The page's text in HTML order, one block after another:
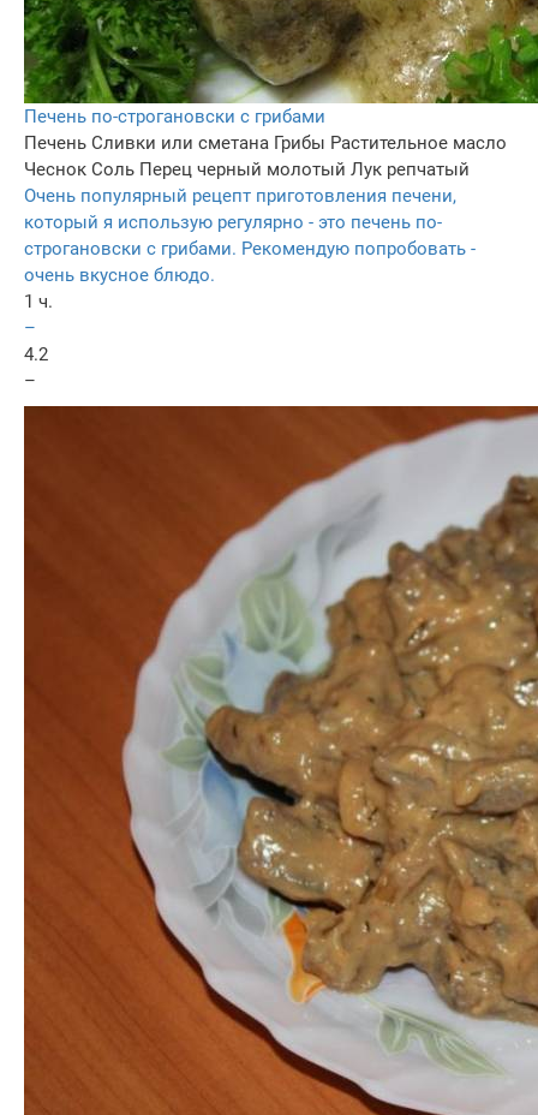
Печень по-строгановски с грибами
Печень Сливки или сметана Грибы Растительное масло
Чеснок Соль Перец черный молотый Лук репчатый
Очень популярный рецепт приготовления печени,
который я использую регулярно - это печень по-
строгановски с грибами. Рекомендую попробовать -
очень вкусное блюдо.
1 ч.
–
4.2
–